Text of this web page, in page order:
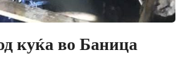
куќа во Баница